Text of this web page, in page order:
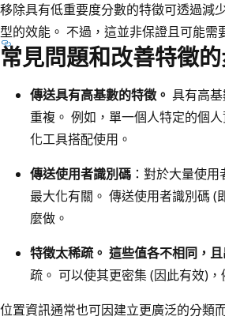
移除具有低重要度分數的特徵可透過減
型的效能。 不過，這並非保證且可能需
常見問題和改善特徵
傳送具有高基數的特徵。 具有高
重複。 例如，單一個人特定的個
化工具搭配使用。
傳送使用者識別碼 ：對於大量使
最大化有關。 傳送使用者識別碼
麼做。
特徵太稀疏。 這些值各不相同，
疏。 可以使其更密集 (因此有效)
位置資訊通常也可因建立更廣泛的分類